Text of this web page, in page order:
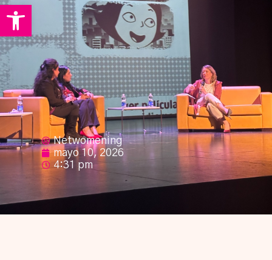
Abrir barra de herramientas
Netwomening
mayo 10, 2026
4:31 pm